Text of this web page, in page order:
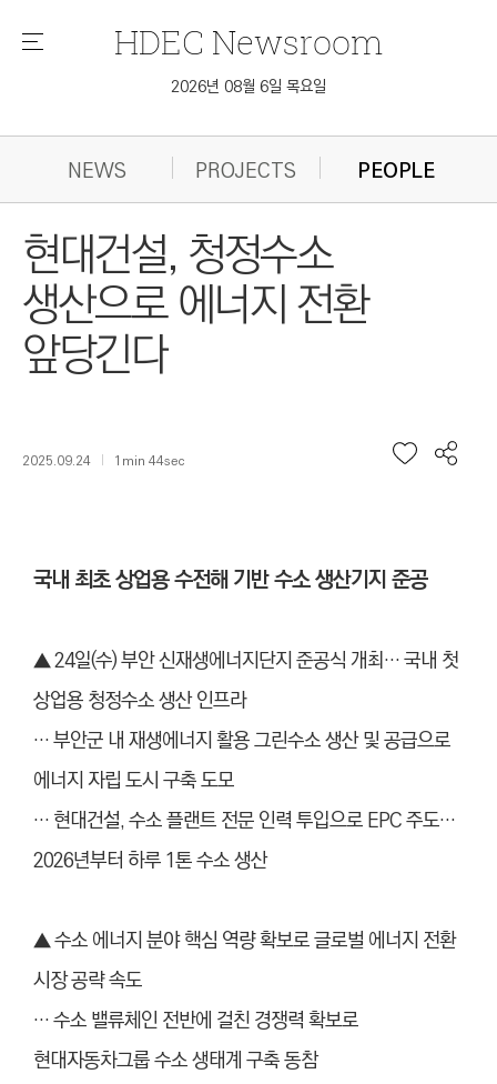
메
HDEC Newsroom
2026년 08월 6일 목요일
NEWS PROJECTS PEOPLE
현대건설, 청정수소
생산으로 에너지 전환
앞당긴다
2025.09.24 1min 44sec
국내 최초 상업용 수전해 기반 수소 생산기지 준공
▲ 24일(수) 부안 신재생에너지단지 준공식 개최… 국내 첫
상업용 청정수소 생산 인프라
… 부안군 내 재생에너지 활용 그린수소 생산 및 공급으로
에너지 자립 도시 구축 도모
… 현대건설, 수소 플랜트 전문 인력 투입으로 EPC 주도…
2026년부터 하루 1톤 수소 생산
▲수소 에너지 분야 핵심 역량 확보로 글로벌 에너지 전환
시장 공략 속도
… 수소 밸류체인 전반에 걸친 경쟁력 확보로
현대자동차그룹 수소 생태계 구축 동참